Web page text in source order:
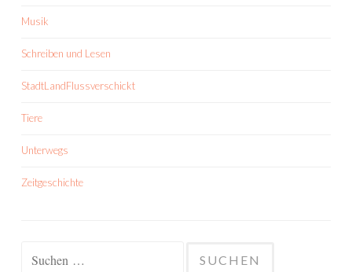
Musik
Schreiben und Lesen
StadtLandFlussverschickt
Tiere
Unterwegs
Zeitgeschichte